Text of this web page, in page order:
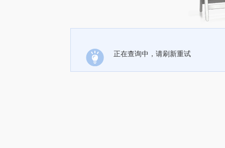
正在查询中，请刷新重试